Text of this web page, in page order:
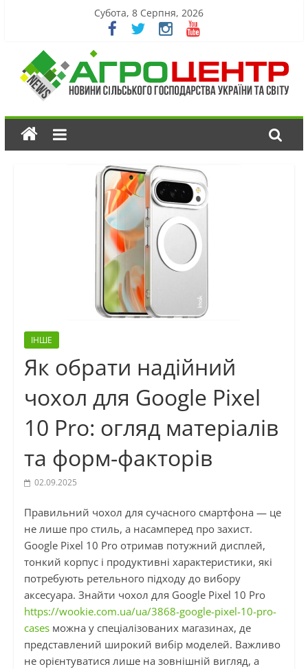
Субота, 8 Серпня, 2026
ІНШЕ
Як обрати надійний
чохол для Google Pixel
10 Pro: огляд матеріалів
та форм-факторів
02.09.2025
Правильний чохол для сучасного смартфона — це
не лише про стиль, а насамперед про захист.
Google Pixel 10 Pro отримав потужний дисплей,
тонкий корпус і продуктивні характеристики, які
потребують ретельного підходу до вибору
аксесуара. Знайти чохол для Google Pixel 10 Pro
https://wookie.com.ua/ua/3868-google-pixel-10-pro-
casesможна у спеціалізованих магазинах, де
представлений широкий вибір моделей. Важливо
не орієнтуватися лише на зовнішній вигляд, а